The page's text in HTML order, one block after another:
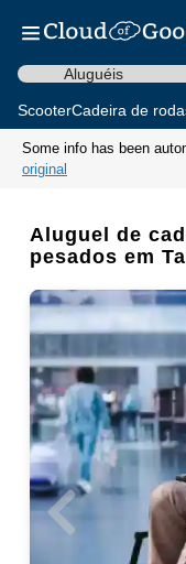
Aluguéis
ScooterCadeira de
Some info has been
original
Aluguel de
pesados em